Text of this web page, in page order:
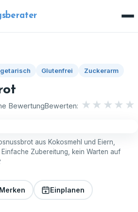
Glutenfrei Zuckerarm
BewertungBewerten: ★ ★ ★ ★ ★
aus Kokosmehl und Eiern,
Zubereitung, kein Warten auf
Einplanen